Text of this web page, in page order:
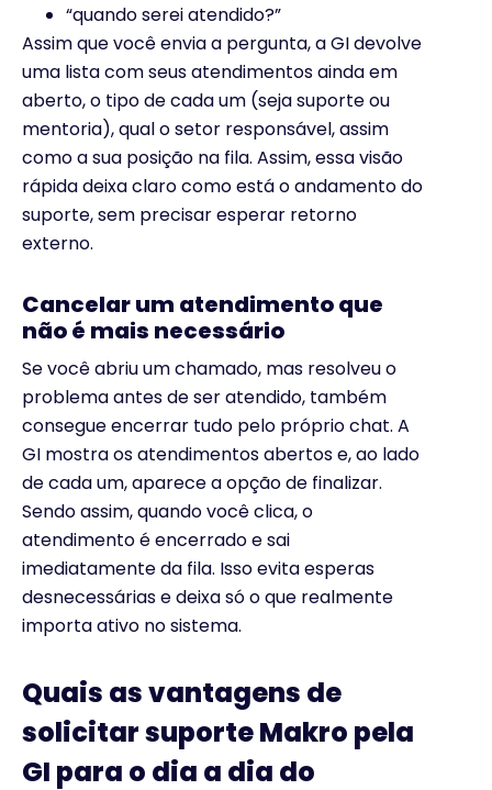
“quando serei atendido?”
Assim que você envia a pergunta, a GI devolve
uma lista com seus atendimentos ainda em
aberto, o tipo de cada um (seja suporte ou
mentoria), qual o setor responsável, assim
como a sua posição na fila. Assim, essa visão
rápida deixa claro como está o andamento do
suporte, sem precisar esperar retorno
externo.
Cancelar um atendimento que
não é mais necessário
Se você abriu um chamado, mas resolveu o
problema antes de ser atendido, também
consegue encerrar tudo pelo próprio chat. A
GI mostra os atendimentos abertos e, ao lado
de cada um, aparece a opção de finalizar.
Sendo assim, quando você clica, o
atendimento é encerrado e sai
imediatamente da fila. Isso evita esperas
desnecessárias e deixa só o que realmente
importa ativo no sistema.
Quais as vantagens de
solicitar suporte Makro pela
GI para o dia a dia do